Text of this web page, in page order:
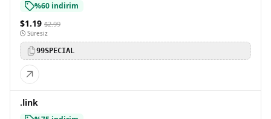
%60 indirim
$1.19 $2.99
Süresiz
99SPECIAL
.link